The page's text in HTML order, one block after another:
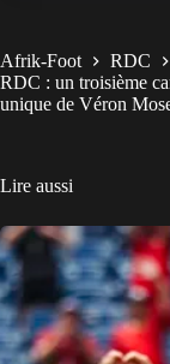
Afrik-Foot
RDC
RDC : un troisième
unique de Véron
Lire aussi